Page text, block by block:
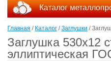
Каталог
Главная / Каталог /Заглушки /
Заглушка 530х12
эллиптическая